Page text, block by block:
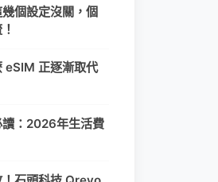
個設定沒關，個
eSIM 正逐漸取代
：2026年生活費